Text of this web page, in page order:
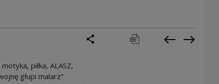
podziel się
drukuj pobierz Poprzednia
piłka, ALASZ,
głupi malarz”